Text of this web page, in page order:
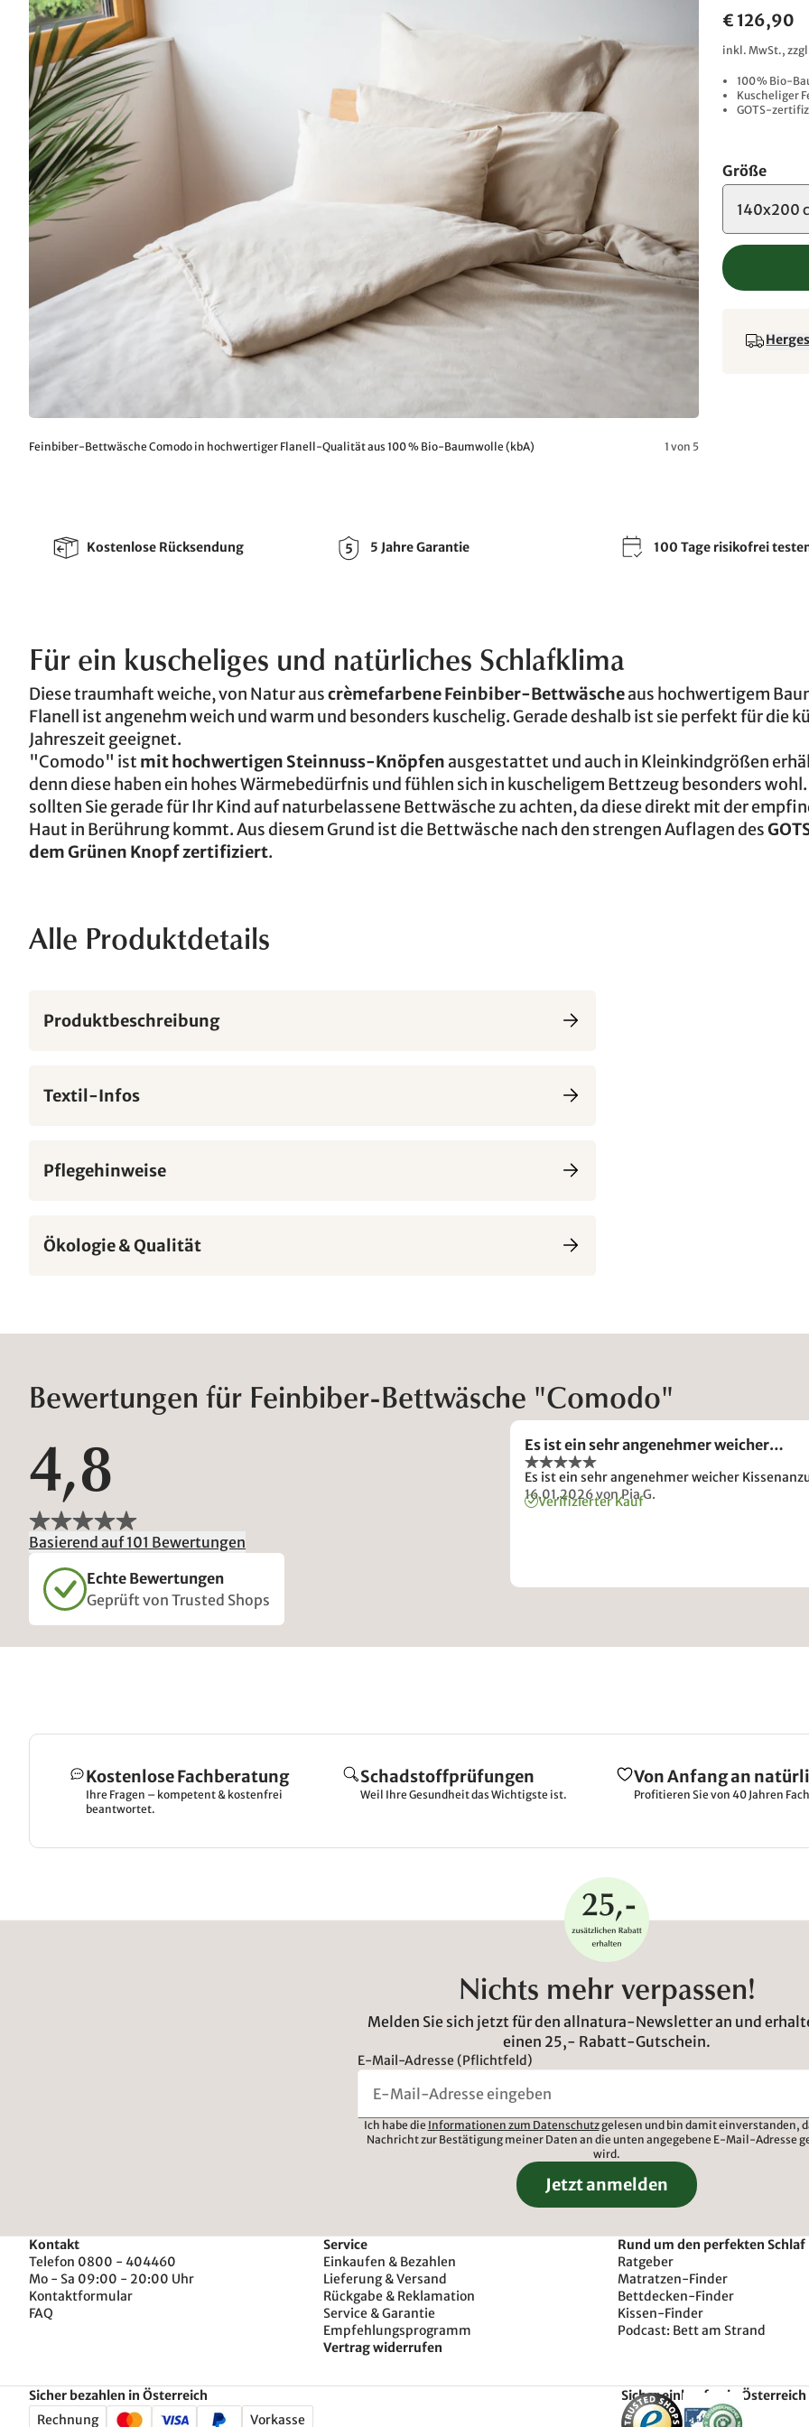
Feinbiber-Bettwäsche Comodo in hochwertiger Flanell-Qualität aus 100 % Bio-Baumwolle (kbA) 1 von 5
€ 126,90
inkl. MwSt.,
100 % Bio-
Kuscheliger
GOTS-
Größe
140x200
Kostenlose Rücksendung 5 Jahre Garantie 100 Tage risikofrei
Für ein kuscheliges und natürliches Schlafklima
Diese traumhaft weiche, von Natur auscrèmefarbene Feinbiber-Bettwäscheaus hochwertigem
Flanell ist angenehm weich und warm und besonders kuschelig. Gerade deshalb ist sie perfekt für die
Jahreszeit geeignet.
"Comodo" ist mit hochwertigen Steinnuss-Knöpfenausgestattet und auch in Kleinkindgrößen
denn diese haben ein hohes Wärmebedürfnis und fühlen sich in kuscheligem Bettzeug besonders wohl.
sollten Sie gerade für Ihr Kind auf naturbelassene Bettwäsche zu achten, da diese direkt mit der
Haut in Berührung kommt. Aus diesem Grund ist die Bettwäsche nach den strengen Auflagen des
dem Grünen Knopf zertifiziert.
Alle Produktdetails
Produktbeschreibung
Textil-Infos
Pflegehinweise
Ökologie & Qualität
Bewertungen für Feinbiber-Bettwäsche "Comodo"
4,8
Basierend auf 101 Bewertungen
Echte Bewertungen
Geprüft von Trusted Shops
Es ist ein sehr angenehmer weicher…
Es ist ein sehr angenehmer weicher
16.01.2026von Pia G.
Verifizierter Kauf
Kostenlose Fachberatung
Ihre Fragen – kompetent & kostenfrei
beantwortet.
Schadstoffprüfungen
Weil Ihre Gesundheit das Wichtigste ist.
Von Anfang an
Profitieren Sie von 40 Jahren
Nichts mehr verpassen!
Melden Sie sich jetzt für den allnatura-Newsletter an und
einen 25,- Rabatt-Gutschein.
E-Mail-Adresse (Pflichtfeld)
Ich habe die Informationen zum Datenschutzgelesen und bin damit einverstanden,
Nachricht zur Bestätigung meiner Daten an die unten angegebene E-Mail-Adresse
wird.
Jetzt anmelden
Kontakt
Telefon 0800 - 404460
Mo - Sa 09:00 - 20:00 Uhr
Kontaktformular
FAQ
Service
Einkaufen & Bezahlen
Lieferung & Versand
Rückgabe & Reklamation
Service & Garantie
Empfehlungsprogramm
Vertrag widerrufen
Rund um den perfekten Schlaf
Ratgeber
Matratzen-Finder
Bettdecken-Finder
Kissen-Finder
Podcast: Bett am Strand
Sicher bezahlen in Österreich
Rechnung
Vorkasse
Sicher einkaufen in Österreich